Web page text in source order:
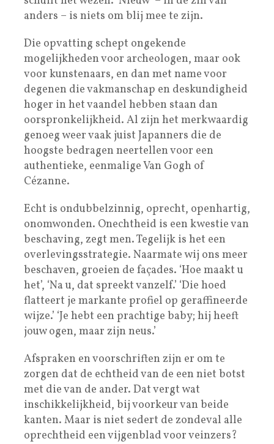
anders – is niets om blij mee te zijn.
Die opvatting schept ongekende
mogelijkheden voor archeologen, maar ook
voor kunstenaars, en dan met name voor
degenen die vakmanschap en deskundigheid
hoger in het vaandel hebben staan dan
oorspronkelijkheid. Al zijn het merkwaardig
genoeg weer vaak juist Japanners die de
hoogste bedragen neertellen voor een
authentieke, eenmalige Van Gogh of
Cézanne.
Echt is ondubbelzinnig, oprecht, openhartig,
onomwonden. Onechtheid is een kwestie van
beschaving, zegt men. Tegelijk is het een
overlevingsstrategie. Naarmate wij ons meer
beschaven, groeien de façades. ‘Hoe maakt u
het’, ‘Na u, dat spreekt vanzelf.’ ‘Die hoed
flatteert je markante profiel op geraffineerde
wijze.’ ‘Je hebt een prachtige baby; hij heeft
jouw ogen, maar zijn neus.’
Afspraken en voorschriften zijn er om te
zorgen dat de echtheid van de een niet botst
met die van de ander. Dat vergt wat
inschikkelijkheid, bij voorkeur van beide
kanten. Maar is niet sedert de zondeval alle
oprechtheid een vijgenblad voor veinzers?